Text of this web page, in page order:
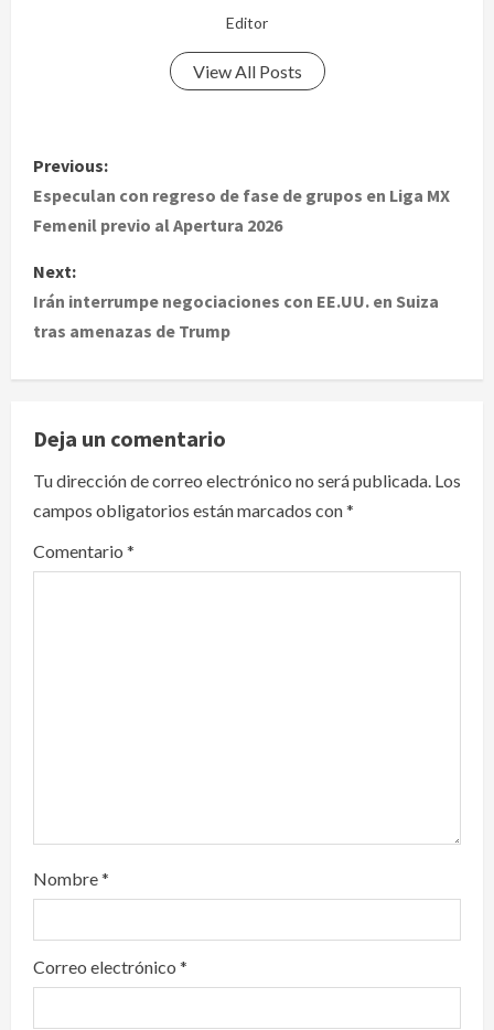
Editor
View All Posts
P
o
t
n
a
v
i
g
a
Previous:
Especulan con regreso de fase de grupos en Liga MX
Femenil previo al Apertura 2026
Next:
Irán interrumpe negociaciones con EE.UU. en Suiza
tras amenazas de Trump
Deja un comentario
Tu dirección de correo electrónico no será publicada. Los
campos obligatorios están marcados con*
Comentario *
Nombre*
Correo electrónico *